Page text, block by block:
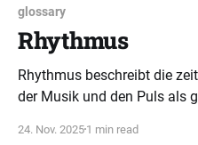
glossary
Rhythmus
Rhythmus beschreibt die
der Musik und den Puls als
Musikstück.
24. Nov. 2025 1 min read